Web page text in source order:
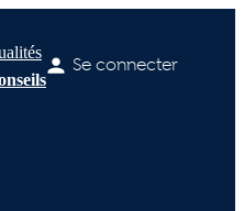
Se connecter